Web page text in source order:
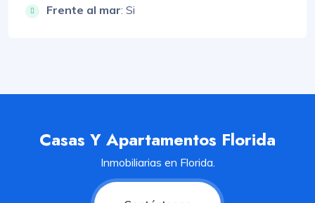
Frente al mar: Si
Casas Y Apartamentos Florida
Inmobiliarias en Florida.